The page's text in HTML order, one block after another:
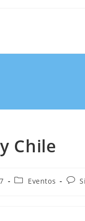
Chile
Eventos